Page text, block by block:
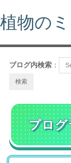
植物の
ブログ内検索 ：
プロ